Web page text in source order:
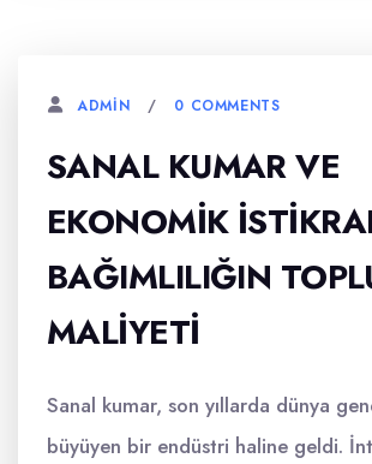
ADMIN 0 COMMENTS
SANAL KUMAR VE
EKONOMIK
BAĞIMLILIĞIN
MALIYETI
Sanal kumar, son yıllarda dünya
büyüyen bir endüstri haline geldi.